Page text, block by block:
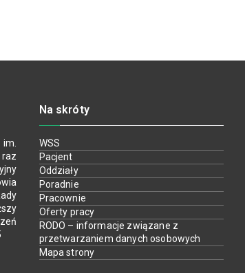
Na skróty
WSS
Pacjent
Oddziały
Poradnie
Pracownie
Oferty pracy
RODO – informacje związane z
przetwarzaniem danych osobowych
Mapa strony